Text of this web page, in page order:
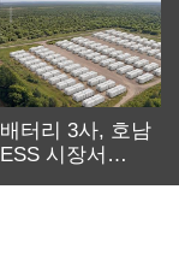
배터리 3사, 호남
ESS 시장서